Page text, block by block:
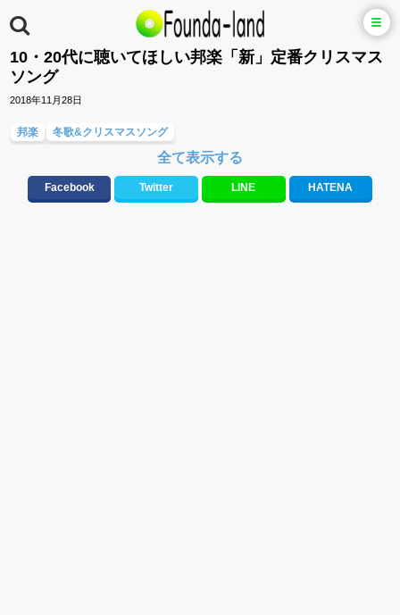
10・20代に聴いてほしい邦楽「新」定番クリスマス
ソング
2018年11月28日
邦楽 冬歌&クリスマスソング
大切な人に贈る歌&ありがとうソング(感謝の歌)
テンションが上がる歌&盛り上がる曲 ラブソング(恋愛ソング)
全て表示する
Facebook Twitter LINE HATENA